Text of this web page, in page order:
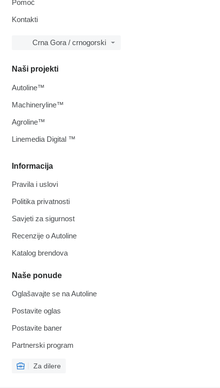
Pomoć
Kontakti
Crna Gora / crnogorski
Informacija
Pravila i uslovi
Politika privatnosti
Savjeti za sigurnost
Recenzije o Autoline
Katalog brendova
Naše ponude
Oglašavajte se na Autoline
Postavite oglas
Postavite baner
Partnerski program
Za dilere
Naši projekti
Autoline™
Machineryline™
Agroline™
Linemedia Digital ™